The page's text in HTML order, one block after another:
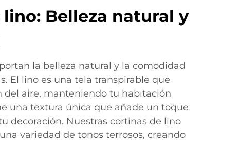
Belleza natural y
la belleza natural y la comodidad
El lino es una tela transpirable que
del aire, manteniendo tu habitación
una textura única que añade un toque
decoración. Nuestras cortinas de lino
variedad de tonos terrosos, creando